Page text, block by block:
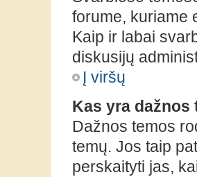
forume, kuriame
Kaip ir labai
diskusijų
Į viršų
Kas yra dažnos
Dažnos temos
temų. Jos taip
perskaityti jas,